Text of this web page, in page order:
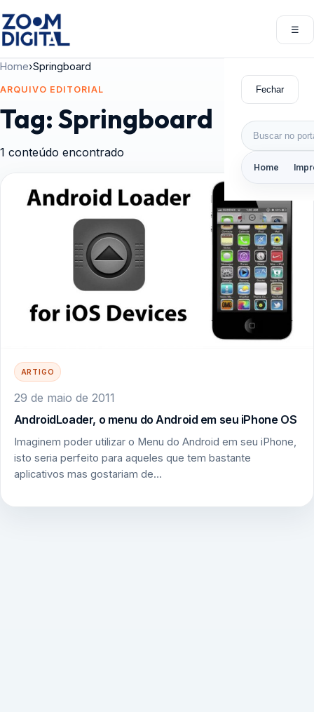
☰
Fechar
Buscar por:
Home
Home›Springboard
ARQUIVO EDITORIAL
Tag:Springboard
1 conteúdo encontrado
ARTIGO
29 de maio de 2011
AndroidLoader, o menu do Android em seu iPhone OS
Imaginem poder utilizar o Menu do Android em seu iPhone,
isto seria perfeito para aqueles que tem bastante
aplicativos mas gostariam de…